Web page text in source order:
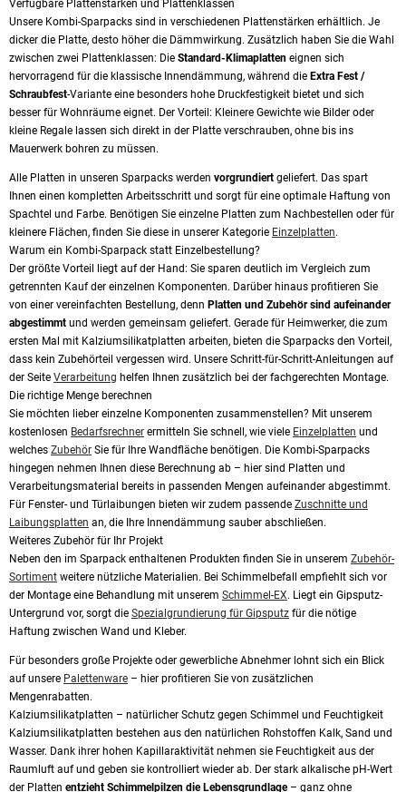
Verfügbare Plattenstärken und Plattenklassen
Unsere Kombi-Sparpacks sind in verschiedenen Plattenstärken erhältlich. Je
dicker die Platte, desto höher die Dämmwirkung. Zusätzlich haben Sie die Wahl
zwischen zwei Plattenklassen: Die Standard-Klimaplatten eignen sich
hervorragend für die klassische Innendämmung, während die Extra Fest /
Schraubfest-Variante eine besonders hohe Druckfestigkeit bietet und sich
besser für Wohnräume eignet. Der Vorteil: Kleinere Gewichte wie Bilder oder
kleine Regale lassen sich direkt in der Platte verschrauben, ohne bis ins
Mauerwerk bohren zu müssen.
Alle Platten in unseren Sparpacks werden vorgrundiert geliefert. Das spart
Ihnen einen kompletten Arbeitsschritt und sorgt für eine optimale Haftung von
Spachtel und Farbe. Benötigen Sie einzelne Platten zum Nachbestellen oder für
kleinere Flächen, finden Sie diese in unserer Kategorie Einzelplatten.
Warum ein Kombi-Sparpack statt Einzelbestellung?
Der größte Vorteil liegt auf der Hand: Sie sparen deutlich im Vergleich zum
getrennten Kauf der einzelnen Komponenten. Darüber hinaus profitieren Sie
von einer vereinfachten Bestellung, denn Platten und Zubehör sind aufeinander
abgestimmt und werden gemeinsam geliefert. Gerade für Heimwerker, die zum
ersten Mal mit Kalziumsilikatplatten arbeiten, bieten die Sparpacks den Vorteil,
dass kein Zubehörteil vergessen wird. Unsere Schritt-für-Schritt-Anleitungen auf
der Seite Verarbeitung helfen Ihnen zusätzlich bei der fachgerechten Montage.
Die richtige Menge berechnen
Sie möchten lieber einzelne Komponenten zusammenstellen? Mit unserem
kostenlosen Bedarfsrechner ermitteln Sie schnell, wie viele Einzelplatten und
welches Zubehör Sie für Ihre Wandfläche benötigen. Die Kombi-Sparpacks
hingegen nehmen Ihnen diese Berechnung ab – hier sind Platten und
Verarbeitungsmaterial bereits in passenden Mengen aufeinander abgestimmt.
Für Fenster- und Türlaibungen bieten wir zudem passende Zuschnitte und
Laibungsplatten an, die Ihre Innendämmung sauber abschließen.
Weiteres Zubehör für Ihr Projekt
Neben den im Sparpack enthaltenen Produkten finden Sie in unserem Zubehör-
Sortiment weitere nützliche Materialien. Bei Schimmelbefall empfiehlt sich vor
der Montage eine Behandlung mit unserem Schimmel-EX. Liegt ein Gipsputz-
Untergrund vor, sorgt die Spezialgrundierung für Gipsputz für die nötige
Haftung zwischen Wand und Kleber.
Für besonders große Projekte oder gewerbliche Abnehmer lohnt sich ein Blick
auf unsere Palettenware – hier profitieren Sie von zusätzlichen
Mengenrabatten.
Kalziumsilikatplatten – natürlicher Schutz gegen Schimmel und Feuchtigkeit
Kalziumsilikatplatten bestehen aus den natürlichen Rohstoffen Kalk, Sand und
Wasser. Dank ihrer hohen Kapillaraktivität nehmen sie Feuchtigkeit aus der
Raumluft auf und geben sie kontrolliert wieder ab. Der stark alkalische pH-Wert
der Platten entzieht Schimmelpilzen die Lebensgrundlage– ganz ohne